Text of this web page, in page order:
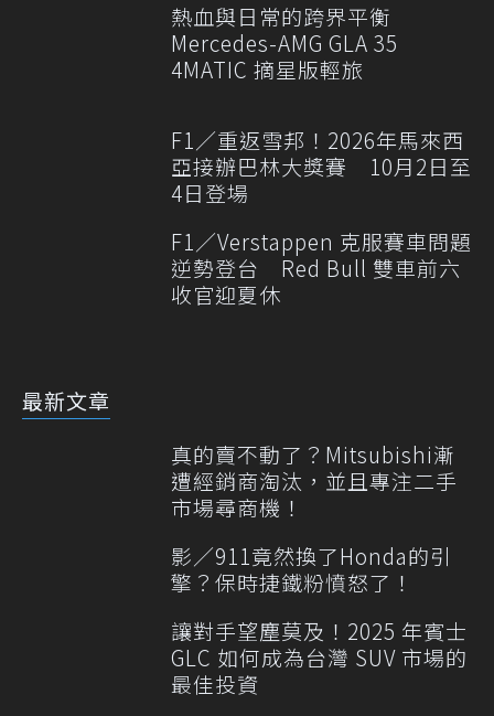
熱血與日常的跨界平衡
Mercedes-AMG GLA 35
4MATIC 摘星版輕旅
F1／重返雪邦！2026年馬來西
亞接辦巴林大獎賽 10月2日至
4日登場
F1／Verstappen 克服賽車問題
逆勢登台 Red Bull 雙車前六
收官迎夏休
最新文章
真的賣不動了？Mitsubishi漸
遭經銷商淘汰，並且專注二手
市場尋商機！
影／911竟然換了Honda的引
擎？保時捷鐵粉憤怒了！
讓對手望塵莫及！2025 年賓士
GLC 如何成為台灣 SUV 市場的
最佳投資